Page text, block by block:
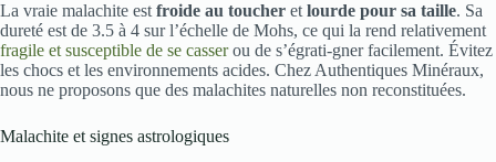
La vraie malachite estfroide au toucher etlourde pour sa taille. Sa
dureté est de 3.5 à 4 sur l’échelle de Mohs, ce qui la rend relativement
fragile et susceptible de se casserou de s’égrati-gner facilement. Évitez
les chocs et les environnements acides. Chez Authentiques Minéraux,
nous ne proposons que des malachites naturelles non reconstituées.
Malachite et signes astrologiques